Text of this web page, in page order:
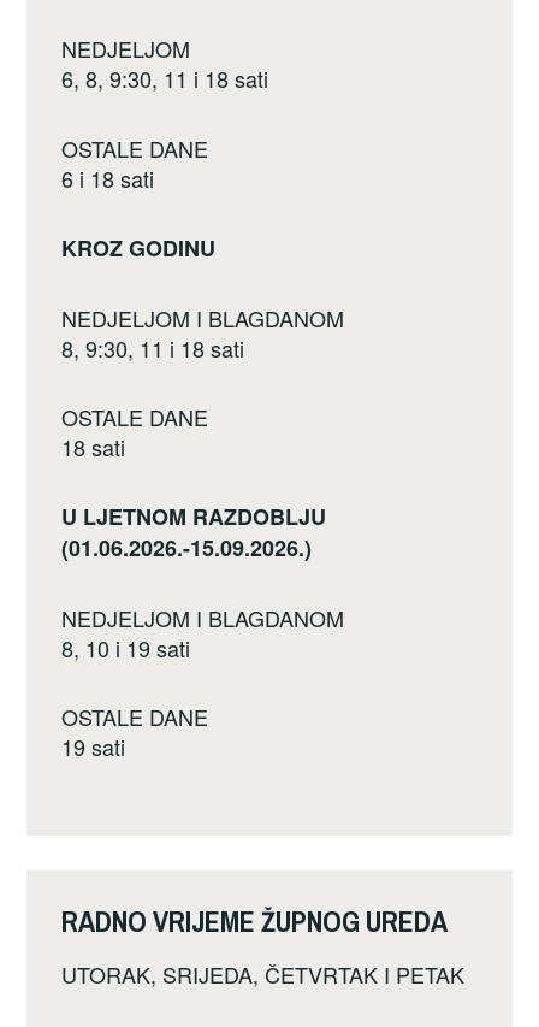
NEDJELJOM
6, 8, 9:30, 11 i 18 sati
OSTALE DANE
6 i 18 sati
KROZ GODINU
NEDJELJOM I BLAGDANOM
8, 9:30, 11 i 18 sati
OSTALE DANE
18 sati
U LJETNOM RAZDOBLJU
(01.06.2026.-15.09.2026.)
NEDJELJOM I BLAGDANOM
8, 10 i 19 sati
OSTALE DANE
19 sati
RADNO VRIJEME ŽUPNOG UREDA
UTORAK, SRIJEDA, ČETVRTAK I PETAK